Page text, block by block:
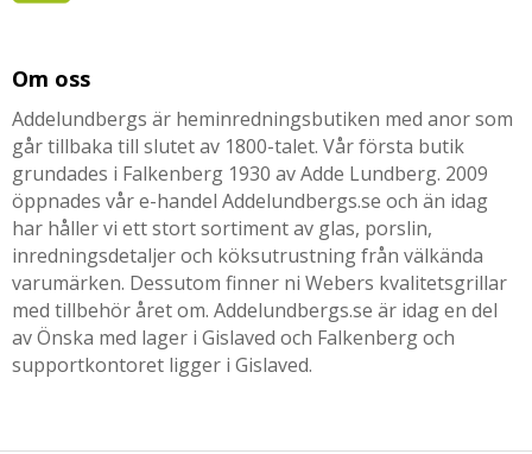
Om oss
Addelundbergs är heminredningsbutiken med anor som
går tillbaka till slutet av 1800-talet. Vår första butik
grundades i Falkenberg 1930 av Adde Lundberg. 2009
öppnades vår e-handel Addelundbergs.se och än idag
har håller vi ett stort sortiment av glas, porslin,
inredningsdetaljer och köksutrustning från välkända
varumärken. Dessutom finner ni Webers kvalitetsgrillar
med tillbehör året om. Addelundbergs.se är idag en del
av Önska med lager i Gislaved och Falkenberg och
supportkontoret ligger i Gislaved.